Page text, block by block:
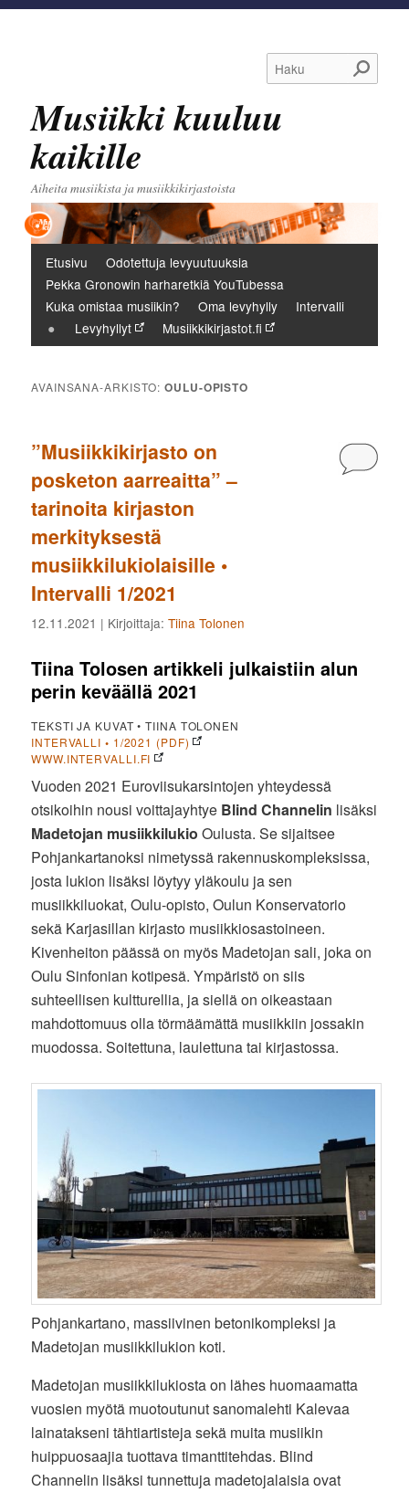
Haku
Musiikki kuuluu
kaikille
Aiheita musiikista ja musiikkikirjastoista
Päävalikko
Etusivu
Odotettuja levyuutuuksia
Pekka Gronowin harharetkiä YouTubessa
Kuka omistaa musiikin?
Oma levyhylly
Intervalli
Levyhyllyt
Musiikkikirjastot.fi
AVAINSANA-ARKISTO:OULU-OPISTO
”Musiikkikirjasto on
posketon aarreaitta” –
tarinoita kirjaston
merkityksestä
musiikkilukiolaisille •
Intervalli 1/2021
12.11.2021 | Kirjoittaja:Tiina Tolonen
Tiina Tolosen artikkeli julkaistiin alun
perin keväällä 2021
TEKSTI JA KUVAT • TIINA TOLONEN
INTERVALLI • 1/2021 (PDF)
WWW.INTERVALLI.FI
Vuoden 2021 Euroviisukarsintojen yhteydessä
otsikoihin nousi voittajayhtye Blind Channelin lisäksi
Madetojan musiikkilukio Oulusta. Se sijaitsee
Pohjankartanoksi nimetyssä rakennuskompleksissa,
josta lukion lisäksi löytyy yläkoulu ja sen
musiikkiluokat, Oulu-opisto, Oulun Konservatorio
sekä Karjasillan kirjasto musiikkiosastoineen.
Kivenheiton päässä on myös Madetojan sali, joka on
Oulu Sinfonian kotipesä. Ympäristö on siis
suhteellisen kultturellia, ja siellä on oikeastaan
mahdottomuus olla törmäämättä musiikkiin jossakin
muodossa. Soitettuna, laulettuna tai kirjastossa.
Pohjankartano, massiivinen betonikompleksi ja
Madetojan musiikkilukion koti.
Madetojan musiikkilukiosta on lähes huomaamatta
vuosien myötä muotoutunut sanomalehti Kalevaa
lainatakseni tähtiartisteja sekä muita musiikin
huippuosaajia tuottava timanttitehdas. Blind
Channelin lisäksi tunnettuja madetojalaisia ovat